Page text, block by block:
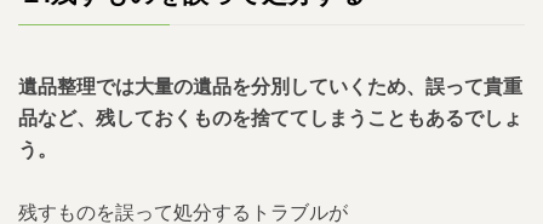
遺品整理では大量の遺品を分別していくため、誤って貴重
品など、残しておくものを捨ててしまうこともあるでしょ
う。
残すものを誤って処分するトラブルが